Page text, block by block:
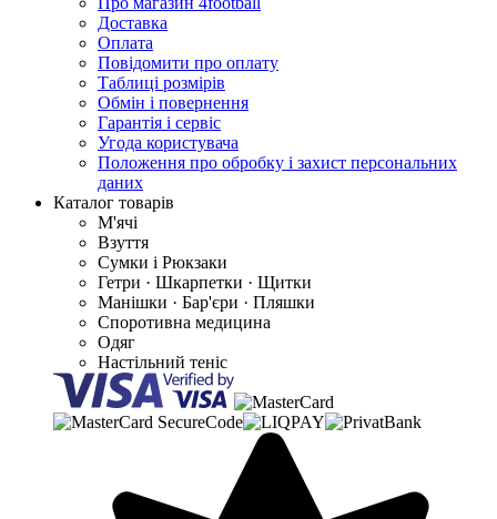
Доставка
Оплата
Повідомити про оплату
Таблиці розмірів
Обмін і повернення
Гарантія і сервіс
Угода користувача
Положення про обробку і захист персональних
даних
Каталог товарів
М'ячі
Взуття
Сумки і Рюкзаки
Гетри · Шкарпетки · Щитки
Манішки · Бар'єри · Пляшки
Споротивна медицина
Одяг
Настільний теніс